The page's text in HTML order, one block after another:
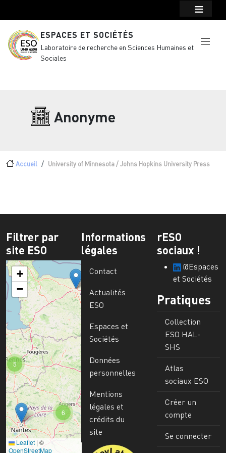
ESPACES ET SOCIÉTÉS
Laboratoire de recherche en Sciences Humaines et
Sociales
Anonyme
Fil d'Ariane
Accueil University of Minnesota / Johns Hopkins University Press
Filtrer par
site ESO
6
5
+
−
Leaflet | ©
OpenStreetMap
Informations
légales
Contact
Actualités
ESO
Espaces et
Sociétés
Données
personnelles
Mentions
légales et
crédits du
site
Image
rESO
sociaux !
@Espaces
et Sociétés
Pratiques
Collection
ESO HAL-
SHS
Atlas
sociaux ESO
Créer un
compte
Se connecter